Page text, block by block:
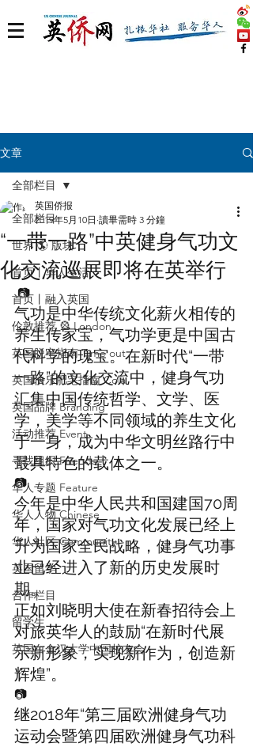
文章
全部栏目
世界 🌎 版块
首页丨华人生活
首页丨融入英国
伦敦推荐 🎡 London
英国脱宅指南 Time out
英国快乐肥宅指南 Cola
英国品牌 Branding
活动推荐 Event
寻找组织 Friends
华人专题 Feature
华人人物 Chinese
华人社区 Community
英国留学
合作栏目
留学生
英国白金汉大学中国校友会
全部栏目
“一带一路”中英健身气功文
化交流巡展即将在英举行
英国侨报
2019年5月10日 讀畢需時 3 分鐘
📷
气功是中华传统文化薪火相传的
养生传家宝，气功学更是中国古
代科学的瑰宝。在新时代“一带
一路”的文化交流中，健身气功
汇集中国传统哲学、文学、医
学，美学等不同领域的养生文化
于一身，成为中华文明丝路行中
最具特色的载体之一。
📷
今年是中华人民共和国建国70周
年，国家对气功文化发展已经上
升为国家全民战略，健身气功事
业已经进入了新的历史发展时
期。
正如刘晓明大使在新春招待会上
对旅英华人的鼓励“在新时代展
示新形象，实现新作为，创造新
辉煌”。
📷
继2018年“第三届欧洲健身气功
运动会暨第四届欧洲健身气功科